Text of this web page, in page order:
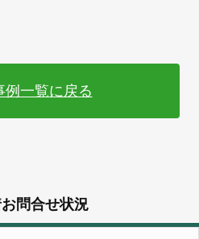
例一覧に戻る
問合せ状況